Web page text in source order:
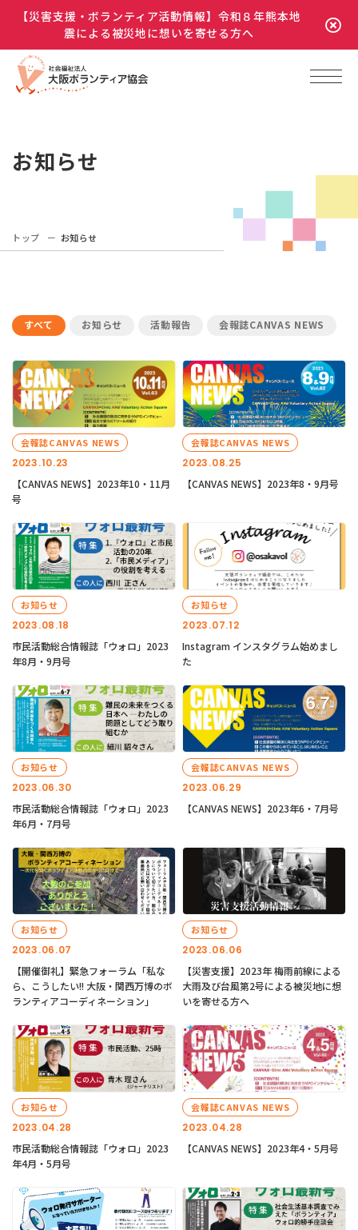
【災害支援・ボランティア活動情報】令和８年熊本地
震による被災地に想いを寄せる方へ
お知らせ
トップ お知らせ
すべて お知らせ 活動報告 会報誌CANVAS NEWS
2023.10.23
会報誌CANVAS NEWS
【CANVAS NEWS】2023年10・11月
号
2023.08.25
会報誌CANVAS NEWS
【CANVAS NEWS】2023年8・9月号
2023.08.18
お知らせ
市民活動総合情報誌「ウォロ」2023
年8月・9月号
2023.07.12
お知らせ
Instagram インスタグラム始めまし
た
2023.06.30
お知らせ
市民活動総合情報誌「ウォロ」2023
年6月・7月号
2023.06.29
会報誌CANVAS NEWS
【CANVAS NEWS】2023年6・7月号
2023.06.07
お知らせ
【開催御礼】緊急フォーラム「私な
ら、こうしたい!! 大阪・関西万博のボ
ランティアコーディネーション」
2023.06.06
お知らせ
【災害支援】2023年 梅雨前線による
大雨及び台風第2号による被災地に想
いを寄せる方へ
2023.04.28
お知らせ
市民活動総合情報誌「ウォロ」2023
年4月・5月号
2023.04.28
会報誌CANVAS NEWS
【CANVAS NEWS】2023年4・5月号